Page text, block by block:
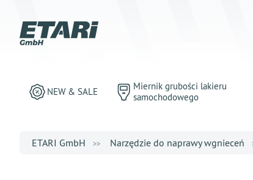
NEW & SALE
Miernik grubości lakieru
samochodowego
ETARI GmbH Narzędzie do naprawy wgnieceń